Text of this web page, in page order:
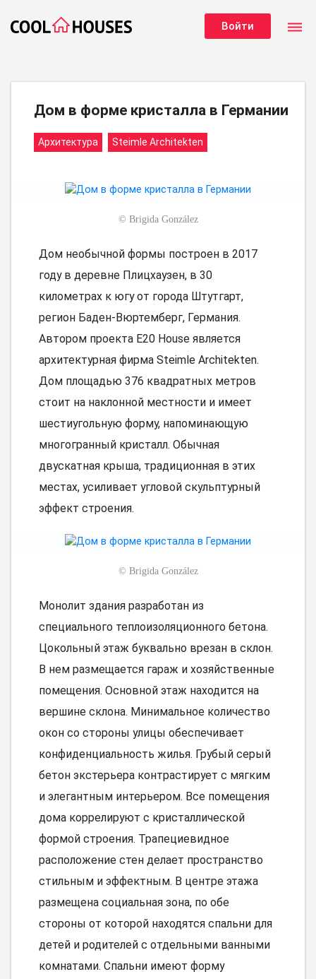
Войти dehaze
Дом в форме кристалла в Германии
Архитектура Steimle Architekten
© Brigida González
Дом необычной формы построен в 2017
году в деревне Плицхаузен, в 30
километрах к югу от города Штутгарт,
регион Баден-Вюртемберг, Германия.
Автором проекта E20 House является
архитектурная фирма Steimle Architekten.
Дом площадью 376 квадратных метров
стоит на наклонной местности и имеет
шестиугольную форму, напоминающую
многогранный кристалл. Обычная
двускатная крыша, традиционная в этих
местах, усиливает угловой скульптурный
эффект строения.
© Brigida González
Монолит здания разработан из
специального теплоизоляционного бетона.
Цокольный этаж буквально врезан в склон.
В нем размещается гараж и хозяйственные
помещения. Основной этаж находится на
вершине склона. Минимальное количество
окон со стороны улицы обеспечивает
конфиденциальность жилья. Грубый серый
бетон экстерьера контрастирует с мягким
и элегантным интерьером. Все помещения
дома коррелируют с кристаллической
формой строения. Трапециевидное
расположение стен делает пространство
стильным и эффектным. В центре этажа
размещена социальная зона, по обе
стороны от которой находятся спальни для
детей и родителей с отдельными ванными
комнатами. Спальни имеют форму